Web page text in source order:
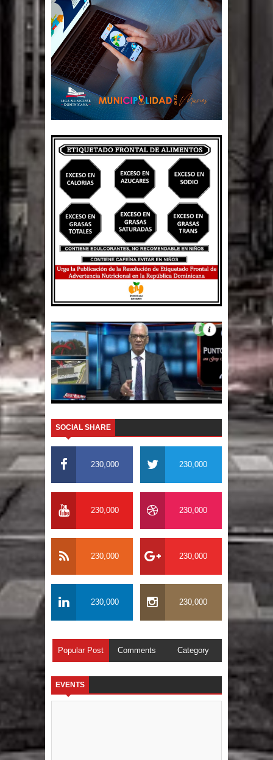
SOCIAL SHARE
230,000 230,000
230,000 230,000
230,000 230,000
230,000 230,000
Popular Post Comments Category
EVENTS